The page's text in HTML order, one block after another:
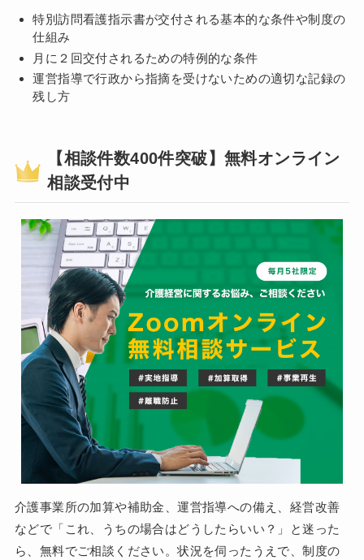
特別訪問看護指示書が交付される基本的な条件や制度の
仕組み
月に２回交付されるための特例的な条件
運営指導で行政から指摘を受けないための適切な記録の
残し方
【相談件数400件突破】無料オンライン
相談受付中
介護事業所の加算や補助金、運営指導への備え、経営改善
などで「これ、うちの場合はどうしたらいい？」と迷った
ら、無料でご相談ください。状況を伺ったうえで、制度の